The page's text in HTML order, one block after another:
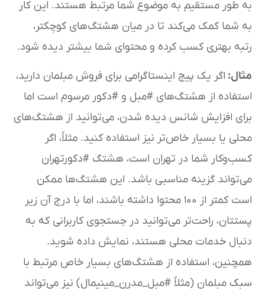
به طور مستقیم به موضوع شما مرتبط هستند. این کار
به شما کمک می‌کند تا در میان هشتگ‌های کوچکتر،
رتبه بهتری کسب کرده و محتوای شما بیشتر دیده شود.
مثال: اگر یک پیج اینستاگرامی برای فروش مبلمان دارید،
استفاده از هشتگ‌های #مبل و #دکور مرسوم است اما
برای افزایش شانس دیده شدن، می‌توانید از هشتگ‌های
محلی یا بسیار خاص‌تر نیز استفاده کنید. مثلاً، اگر
کسب‌وکار شما در تهران است، هشتگ #دکورتهران
می‌تواند گزینه مناسبی باشد. این هشتگ‌ها ممکن
است کمتر از ۱۰۰ محتوا داشته باشند، اما با درج آن زیر
پستتان، راحت‌تر می‌توانید در جستجوی کاربرانی که به
دنبال خدمات محلی هستند، نمایش داده شوید.
همچنین، استفاده از هشتگ‌های بسیار خاص مرتبط با
سبک مبلمان (مثلاً #مبل_مدرن_مینیمال) نیز می‌تواند